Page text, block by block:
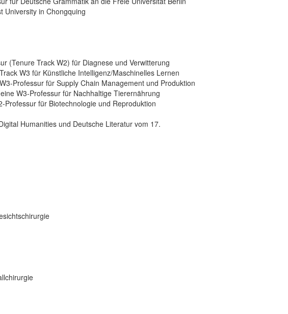
University in Chongquing
(Tenure Track W2) für Diagnese und Verwitterung
W3 für Künstliche Intelligenz/Maschinelles Lernen
Professur für Supply Chain Management und Produktion
W3-Professur für Nachhaltige Tierernährung
Professur für Biotechnologie und Reproduktion
Humanities und Deutsche Literatur vom 17.